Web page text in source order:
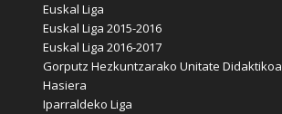
Euskal Liga
Euskal Liga 2015-2016
Euskal Liga 2016-2017
Gorputz Hezkuntzarako Unitate Didaktikoa
Hasiera
Iparraldeko Liga